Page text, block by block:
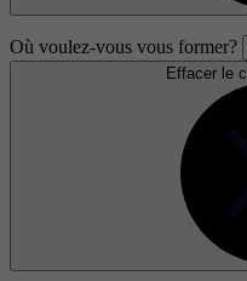
Où voulez-vous vous former?
Effacer le